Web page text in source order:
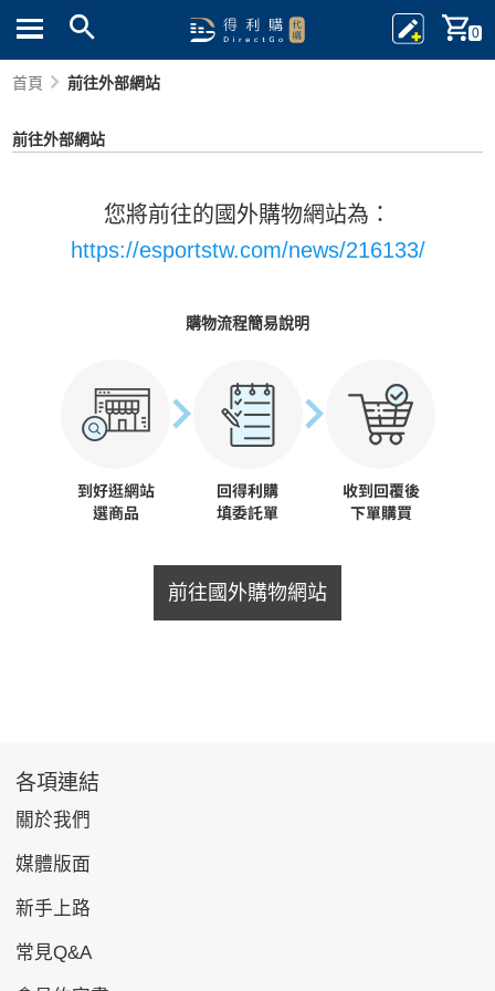
0
首頁 前往外部網站
前往外部網站
您將前往的國外購物網站為：
https://esportstw.com/news/216133/
購物流程簡易說明
前往國外購物網站
各項連結
關於我們
媒體版面
新手上路
常見Q&A